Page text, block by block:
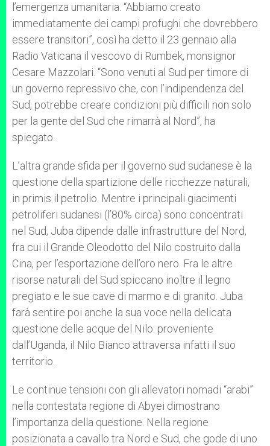
l’emergenza umanitaria. “Abbiamo creato
immediatamente dei campi profughi che dovrebbero
essere transitori”, così ha detto il 23 gennaio alla
Radio Vaticana il vescovo di Rumbek, monsignor
Cesare Mazzolari. “Sono venuti al Sud per timore di
un governo repressivo che, con l’indipendenza del
Sud, potrebbe creare condizioni più difficili non solo
per la gente del Sud che rimarrà al Nord”, ha
spiegato.
L’altra grande sfida per il governo sud sudanese è la
questione della spartizione delle ricchezze naturali,
in primis il petrolio. Mentre i principali giacimenti
petroliferi sudanesi (l’80% circa) sono concentrati
nel Sud, Juba dipende dalle infrastrutture del Nord,
fra cui il Grande Oleodotto del Nilo costruito dalla
Cina, per l’esportazione dell’oro nero. Fra le altre
risorse naturali del Sud spiccano inoltre il legno
pregiato e le sue cave di marmo e di granito. Juba
farà sentire poi anche la sua voce nella delicata
questione delle acque del Nilo: proveniente
dall’Uganda, il Nilo Bianco attraversa infatti il suo
territorio.
Le continue tensioni con gli allevatori nomadi “arabi”
nella contestata regione di Abyei dimostrano
l’importanza della questione. Nella regione
posizionata a cavallo tra Nord e Sud, che gode di uno